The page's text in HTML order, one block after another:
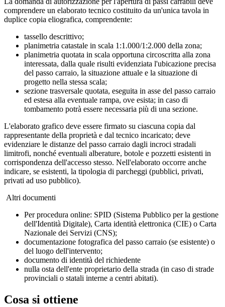
comprendere un elaborato tecnico costituito da un'unica tavola in
duplice copia eliografica, comprendente:
tassello descrittivo;
planimetria catastale in scala 1:1.000/1:2.000 della zona;
planimetria quotata in scala opportuna circoscritta alla zona
interessata, dalla quale risulti evidenziata l'ubicazione precisa
del passo carraio, la situazione attuale e la situazione di
progetto nella stessa scala;
sezione trasversale quotata, eseguita in asse del passo carraio
ed estesa alla eventuale rampa, ove esista; in caso di
tombamento potrà essere necessaria più di una sezione.
L'elaborato grafico deve essere firmato su ciascuna copia dal
rappresentante della proprietà e dal tecnico incaricato; deve
evidenziare le distanze del passo carraio dagli incroci stradali
limitrofi, nonché eventuali alberature, botole e pozzetti esistenti in
corrispondenza dell'accesso stesso. Nell'elaborato occorre anche
indicare, se esistenti, la tipologia di parcheggi (pubblici, privati,
privati ad uso pubblico).
Altri documenti
Per procedura online: SPID (Sistema Pubblico per la gestione
dell'Identità Digitale), Carta identità elettronica (CIE) o Carta
Nazionale dei Servizi (CNS);
documentazione fotografica del passo carraio (se esistente) o
del luogo dell'intervento;
documento di identità del richiedente
nulla osta dell'ente proprietario della strada (in caso di strade
provinciali o statali interne a centri abitati).
Cosa si ottiene